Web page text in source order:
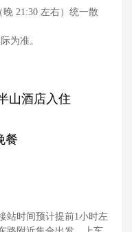
21:30 左右）统一散
为准。
山酒店入住
餐
站时间预计提前1小时左